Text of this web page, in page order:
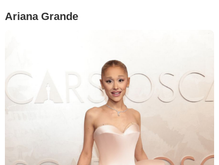
Ariana Grande